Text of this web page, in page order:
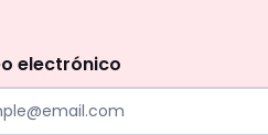
electrónico